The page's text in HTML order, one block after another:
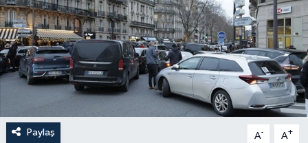
Paylaş A- A+
KSÜ
DÜNYA
ROPORTAJ
MAGAZİN